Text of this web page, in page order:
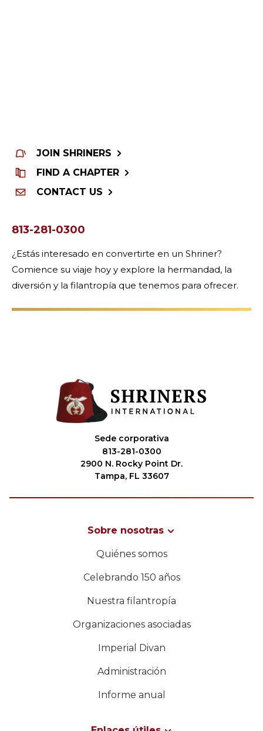
JOIN SHRINERS
FIND A CHAPTER
CONTACT US
813-281-0300
¿Estás interesado en convertirte en un Shriner?
Comience su viaje hoy y explore la hermandad, la
diversión y la filantropía que tenemos para ofrecer.
Sede corporativa
813-281-0300
2900 N. Rocky Point Dr.
Tampa, FL 33607
Sobre nosotras
Quiénes somos
Celebrando 150 años
Nuestra filantropía
Organizaciones asociadas
Imperial Divan
Administración
Informe anual